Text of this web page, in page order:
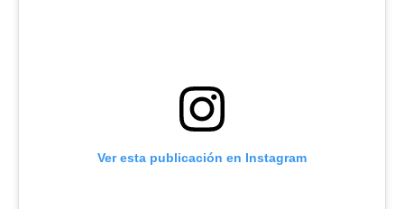
Ver esta publicación en Instagram